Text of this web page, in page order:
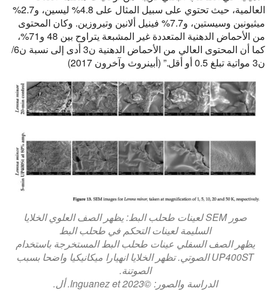
العالمية، حيث تحتوي على سبيل المثال على 4.8% ليسين، و2.7%
ميثيونين وسيستين، و7.7% فينيل ألانين وتيروزين. وكان المحتوى
من الأحماض الدهنية المتعددة غير المشبعة يتراوح بين 48 و71%،
كما أن المحتوى العالي من الأحماض الدهنية ن3 أدى إلى نسبة ن6/
ن3 مواتية تبلغ 0.5 أو أقل.” (أبينروث وآخرون 2017)
صور SEM لعينات طحلب البط: يظهر الصف العلوي الخلايا
السليمة لعينات التحكم في طحلب البط
يظهر الصف السفلي عينات طحلب البط المستخرجة باستخدام
UP400ST الصوتي. تظهر الخلايا انهيارا ميكانيكيا واضحا بسبب
الصوتنة.
الدراسة والصور: ©2023 Inguanez et. أل.